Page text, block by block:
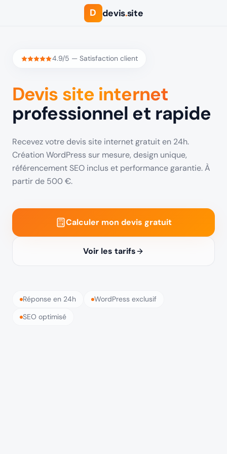
D devis.site
4.9/5 — Satisfaction client
Devis site internet
professionnel et rapide
Recevez votre devis site internet gratuit en 24h.
Création WordPress sur mesure, design unique,
référencement SEO inclus et performance garantie. À
partir de 500 €.
Calculer mon devis gratuit
Voir les tarifs
Réponse en 24h
WordPress exclusif
SEO optimisé